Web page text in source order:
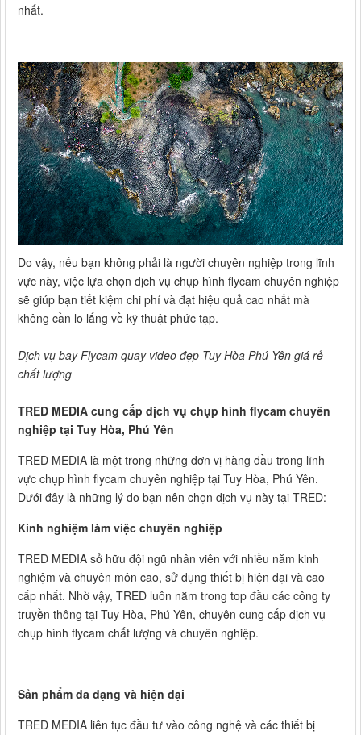
nhất.
Do vậy, nếu bạn không phải là người chuyên nghiệp trong lĩnh
vực này, việc lựa chọn dịch vụ chụp hình flycam chuyên nghiệp
sẽ giúp bạn tiết kiệm chi phí và đạt hiệu quả cao nhất mà
không cần lo lắng về kỹ thuật phức tạp.
Dịch vụ bay Flycam quay video đẹp Tuy Hòa Phú Yên giá rẻ
chất lượng
TRED MEDIA cung cấp dịch vụ chụp hình flycam chuyên
nghiệp tại Tuy Hòa, Phú Yên
TRED MEDIA là một trong những đơn vị hàng đầu trong lĩnh
vực chụp hình flycam chuyên nghiệp tại Tuy Hòa, Phú Yên.
Dưới đây là những lý do bạn nên chọn dịch vụ này tại TRED:
Kinh nghiệm làm việc chuyên nghiệp
TRED MEDIA sở hữu đội ngũ nhân viên với nhiều năm kinh
nghiệm và chuyên môn cao, sử dụng thiết bị hiện đại và cao
cấp nhất. Nhờ vậy, TRED luôn nằm trong top đầu các công ty
truyền thông tại Tuy Hòa, Phú Yên, chuyên cung cấp dịch vụ
chụp hình flycam chất lượng và chuyên nghiệp.
Sản phẩm đa dạng và hiện đại
TRED MEDIA liên tục đầu tư vào công nghệ và các thiết bị